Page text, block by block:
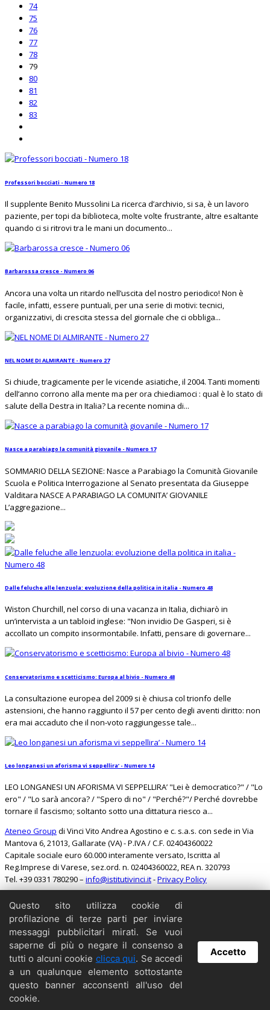
74
75
76
77
78
79
80
81
82
83
Professori bocciati - Numero 18
Il supplente Benito Mussolini La ricerca d’archivio, si sa, è un lavoro
paziente, per topi da biblioteca, molte volte frustrante, altre esaltante
quando ci si ritrovi tra le mani un documento...
Barbarossa cresce - Numero 06
Ancora una volta un ritardo nell’uscita del nostro periodico! Non è
facile, infatti, essere puntuali, per una serie di motivi: tecnici,
organizzativi, di crescita stessa del giornale che ci obbliga...
NEL NOME DI ALMIRANTE - Numero 27
Si chiude, tragicamente per le vicende asiatiche, il 2004. Tanti momenti
dell’anno corrono alla mente ma per ora chiediamoci : qual è lo stato di
salute della Destra in Italia? La recente nomina di...
Nasce a parabiago la comunità giovanile - Numero 17
SOMMARIO DELLA SEZIONE: Nasce a Parabiago la Comunità Giovanile
Scuola e Politica Interrogazione al Senato presentata da Giuseppe
Valditara NASCE A PARABIAGO LA COMUNITA’ GIOVANILE
L’aggregazione...
Dalle feluche alle lenzuola: evoluzione della politica in italia - Numero 48
Wiston Churchill, nel corso di una vacanza in Italia, dichiarò in
un’intervista a un tabloid inglese: "Non invidio De Gasperi, si è
accollato un compito insormontabile. Infatti, pensare di governare...
Conservatorismo e scetticismo: Europa al bivio - Numero 48
La consultazione europea del 2009 si è chiusa col trionfo delle
astensioni, che hanno raggiunto il 57 per cento degli aventi diritto: non
era mai accaduto che il non-voto raggiungesse tale...
Leo longanesi un aforisma vi seppellira’ - Numero 14
LEO LONGANESI UN AFORISMA VI SEPPELLIRA’ "Lei è democratico?" / "Lo
ero" / "Lo sarà ancora? / "Spero di no" / "Perché?"/ Perché dovrebbe
tornare il fascismo; soltanto sotto una dittatura riesco a...
Ateneo Group di Vinci Vito Andrea Agostino e c. s.a.s. con sede in Via
Mantova 6, 21013, Gallarate (VA) - P.IVA / C.F. 02404360022
Capitale sociale euro 60.000 interamente versato, Iscritta al
Reg.Imprese di Varese, sez.ord. n. 02404360022, REA n. 320793
Tel. +39 0331 780290 – info@istitutivinci.it-Privacy Policy
Search
Home
Il Barbarossa
Collabora
Contattaci
Copyright
Archivio
Credits
Questo sito utilizza cookie di
profilazione di terze parti per inviare
messaggi pubblicitari mirati. Se vuoi
saperne di più o negare il consenso a
tutti o alcuni cookie clicca qui. Se accedi
a un qualunque elemento sottostante
questo banner acconsenti all'uso del
cookie.
Accetto